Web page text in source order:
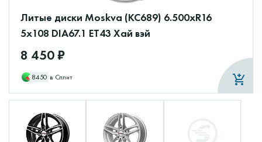
Литые диски Moskva (КС689) 6.500xR16
5x108 DIA67.1 ET43 Хай вэй
8 450 ₽
8450 в Сплит